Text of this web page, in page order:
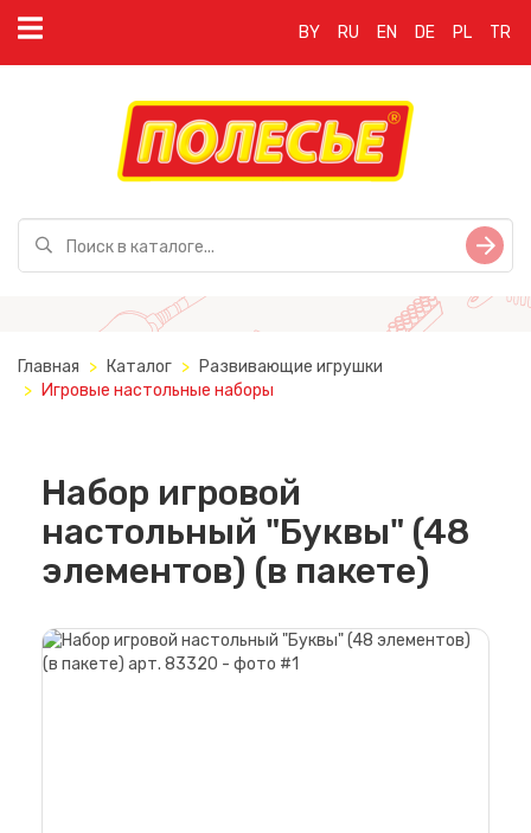
BY RU EN DE PL TR
Главная Каталог
Развивающие игрушки
Игровые настольные наборы
Набор игровой
настольный "Буквы" (48
элементов) (в пакете)